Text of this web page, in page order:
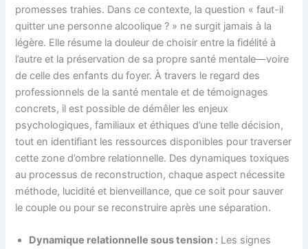
promesses trahies. Dans ce contexte, la question « faut-il
quitter une personne alcoolique ? » ne surgit jamais à la
légère. Elle résume la douleur de choisir entre la fidélité à
l’autre et la préservation de sa propre santé mentale—voire
de celle des enfants du foyer. À travers le regard des
professionnels de la santé mentale et de témoignages
concrets, il est possible de démêler les enjeux
psychologiques, familiaux et éthiques d’une telle décision,
tout en identifiant les ressources disponibles pour traverser
cette zone d’ombre relationnelle. Des dynamiques toxiques
au processus de reconstruction, chaque aspect nécessite
méthode, lucidité et bienveillance, que ce soit pour sauver
le couple ou pour se reconstruire après une séparation.
Dynamique relationnelle sous tension : Les signes